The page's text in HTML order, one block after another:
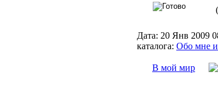
(
Дата: 20 Янв 2009
каталога: Обо мне
В мой мир